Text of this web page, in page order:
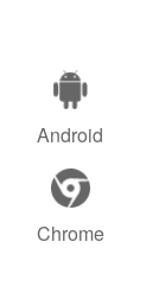
Android
Chrome